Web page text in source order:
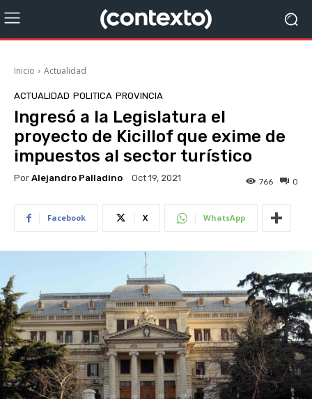
Inicio Actualidad
ACTUALIDAD POLITICA PROVINCIA
Ingresó a la Legislatura el
proyecto de Kicillof que exime de
impuestos al sector turístico
Por Alejandro Palladino Oct 19, 2021 0
766
Facebook X WhatsApp